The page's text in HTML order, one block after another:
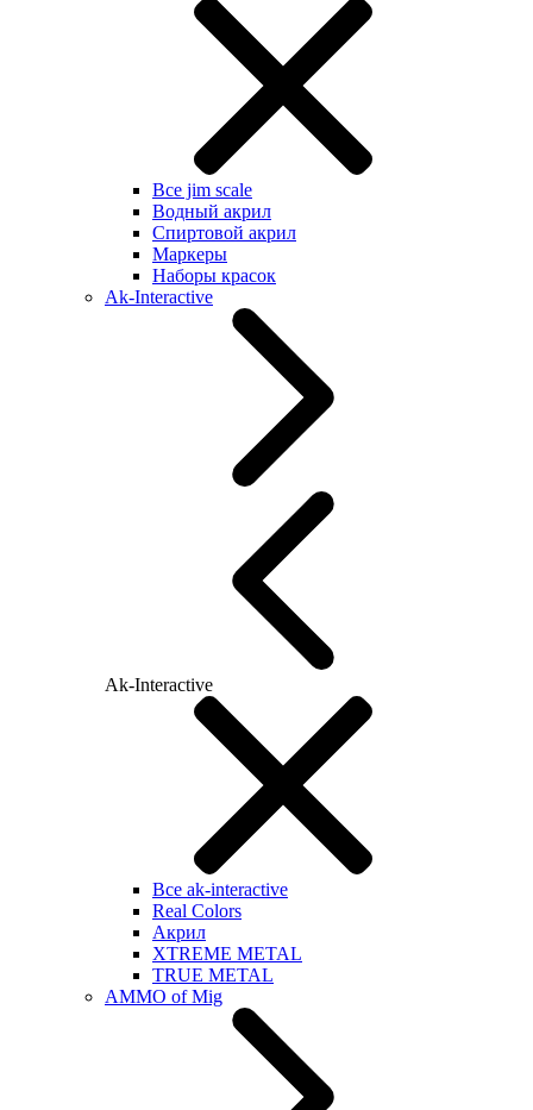
Все jim scale
Водный акрил
Спиртовой акрил
Маркеры
Наборы красок
Ak-Interactive
Ak-Interactive
Все ak-interactive
Real Colors
Акрил
XTREME METAL
TRUE METAL
AMMO of Mig